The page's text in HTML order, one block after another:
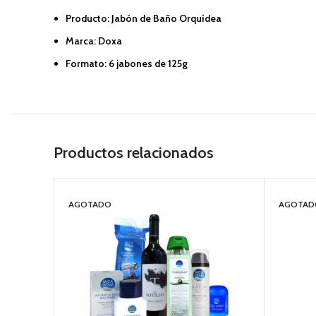
Producto: Jabón de Baño Orquídea
Marca: Doxa
Formato: 6 jabones de 125g
Productos relacionados
AGOTADO